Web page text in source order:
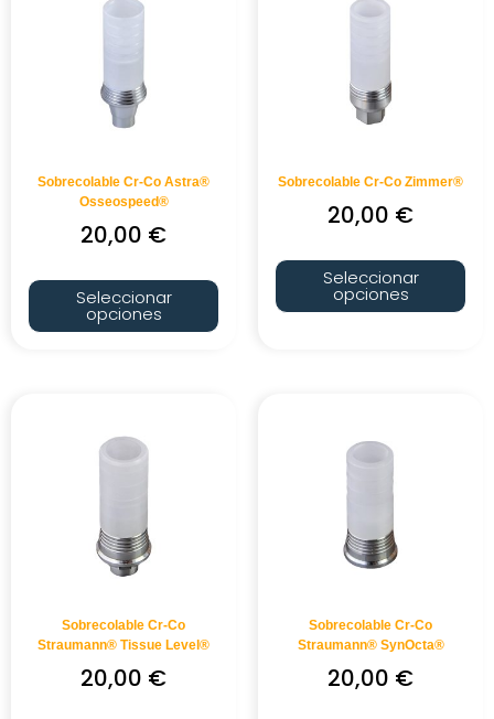
Sobrecolable Cr-Co Astra®
Osseospeed®
20,00 €
Seleccionar
opciones
Sobrecolable Cr-Co Zimmer®
20,00 €
Seleccionar
opciones
Sobrecolable Cr-Co
Straumann® Tissue Level®
20,00 €
Sobrecolable Cr-Co
Straumann® SynOcta®
20,00 €